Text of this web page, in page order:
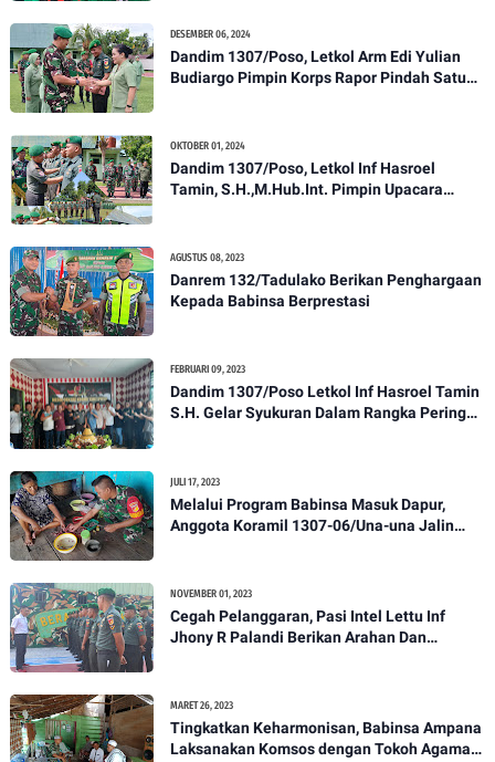
DESEMBER 06, 2024
Dandim 1307/Poso, Letkol Arm Edi Yulian
Budiargo Pimpin Korps Rapor Pindah Satuan
OKTOBER 01, 2024
Dandim 1307/Poso, Letkol Inf Hasroel
Tamin, S.H.,M.Hub.Int. Pimpin Upacara
AGUSTUS 08, 2023
Danrem 132/Tadulako Berikan Penghargaan
Kepada Babinsa Berprestasi
FEBRUARI 09, 2023
Dandim 1307/Poso Letkol Inf Hasroel Tamin
S.H. Gelar Syukuran Dalam Rangka Peringati
JULI 17, 2023
Melalui Program Babinsa Masuk Dapur,
Anggota Koramil 1307-06/Una-una Jalin
NOVEMBER 01, 2023
Cegah Pelanggaran, Pasi Intel Lettu Inf
Jhony R Palandi Berikan Arahan Dan
MARET 26, 2023
Tingkatkan Keharmonisan, Babinsa Ampana
Laksanakan Komsos dengan Tokoh Agama